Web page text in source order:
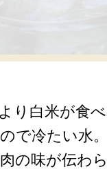
り白米が食
で冷たい水
の味が伝わ